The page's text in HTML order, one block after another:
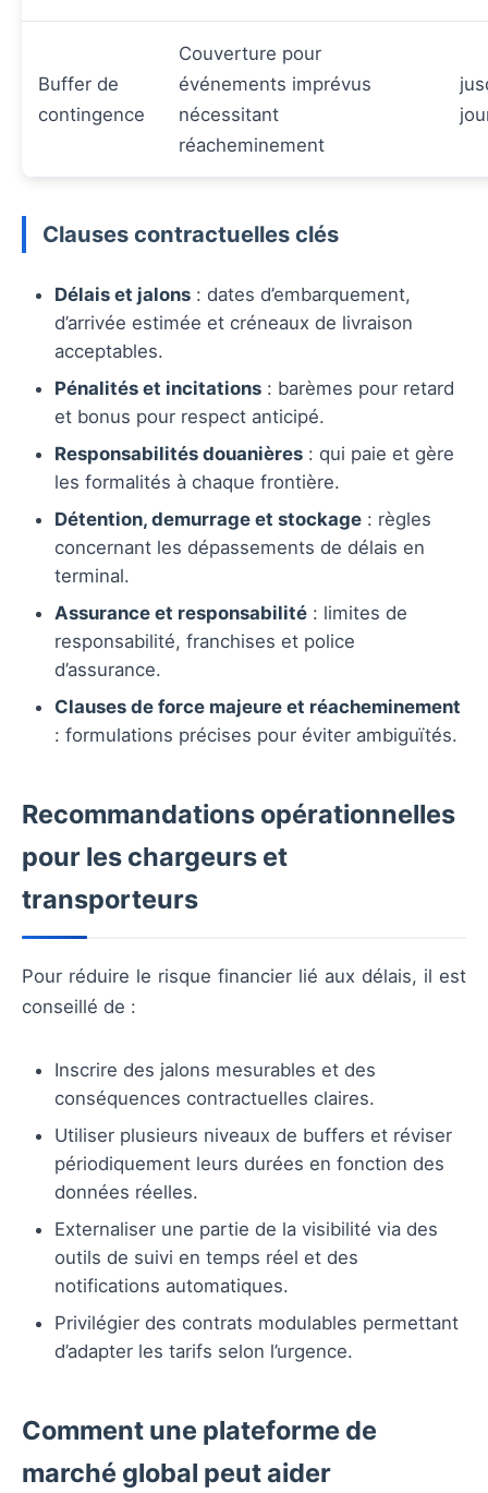
Buffer de
contingence
Couverture pour
événements imprévus
nécessitant
réacheminement
Clauses contractuelles clés
Délais et jalons : dates d’embarquement,
d’arrivée estimée et créneaux de livraison
acceptables.
Pénalités et incitations : barèmes pour retard
et bonus pour respect anticipé.
Responsabilités douanières : qui paie et gère
les formalités à chaque frontière.
Détention, demurrage et stockage : règles
concernant les dépassements de délais en
terminal.
Assurance et responsabilité : limites de
responsabilité, franchises et police
d’assurance.
Clauses de force majeure et réacheminement
: formulations précises pour éviter ambiguïtés.
Recommandations opérationnelles
pour les chargeurs et
transporteurs
Pour réduire le risque financier lié aux délais, il est
conseillé de :
Inscrire des jalons mesurables et des
conséquences contractuelles claires.
Utiliser plusieurs niveaux de buffers et réviser
périodiquement leurs durées en fonction des
données réelles.
Externaliser une partie de la visibilité via des
outils de suivi en temps réel et des
notifications automatiques.
Privilégier des contrats modulables permettant
d’adapter les tarifs selon l’urgence.
Comment une plateforme de
marché global peut aider